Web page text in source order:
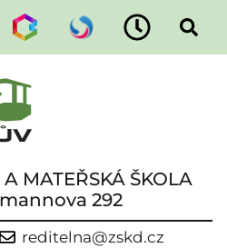
MATEŘSKÁ ŠKOLA
292
reditelna@zskd.cz